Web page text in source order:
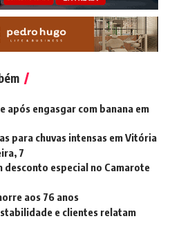
após engasgar com banana em
para chuvas intensas em Vitória
7
desconto especial no Camarote
aos 76 anos
e clientes relatam